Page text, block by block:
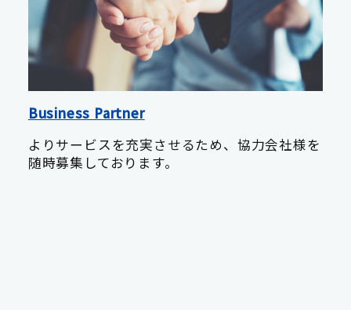
Business Partner
よりサービスを充実させるため、協力会社様を
随時募集しております。